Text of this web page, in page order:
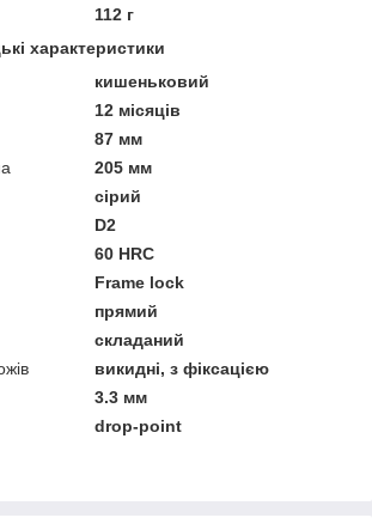
112 г
характеристики
кишеньковий
12 місяців
87 мм
205 мм
сірий
D2
60 HRC
Frame lock
прямий
складаний
викидні, з фіксацією
3.3 мм
drop-point